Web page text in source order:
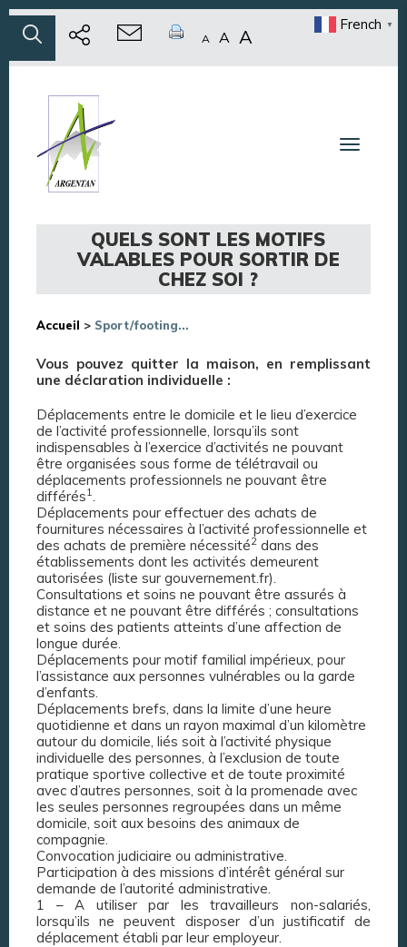
A A A
French ▼
Toggle
QUELS SONT LES MOTIFS
VALABLES POUR SORTIR DE
CHEZ SOI ?
Accueil > Sport/footing...
Vous pouvez quitter la maison, en remplissant
une déclaration individuelle :
Déplacements entre le domicile et le lieu d’exercice
de l’activité professionnelle, lorsqu’ils sont
indispensables à l’exercice d’activités ne pouvant
être organisées sous forme de télétravail ou
déplacements professionnels ne pouvant être
différés1
Déplacements pour effectuer des achats de
fournitures nécessaires à l’activité professionnelle et
des achats de première nécessité2 dans des
établissements dont les activités demeurent
autorisées (liste sur gouvernement.fr).
Consultations et soins ne pouvant être assurés à
distance et ne pouvant être différés ; consultations
et soins des patients atteints d’une affection de
longue durée.
Déplacements pour motif familial impérieux, pour
l’assistance aux personnes vulnérables ou la garde
d’enfants.
Déplacements brefs, dans la limite d’une heure
quotidienne et dans un rayon maximal d’un kilomètre
autour du domicile, liés soit à l’activité physique
individuelle des personnes, à l’exclusion de toute
pratique sportive collective et de toute proximité
avec d’autres personnes, soit à la promenade avec
les seules personnes regroupées dans un même
domicile, soit aux besoins des animaux de
compagnie.
Convocation judiciaire ou administrative.
Participation à des missions d’intérêt général sur
demande de l’autorité administrative.
1 – A utiliser par les travailleurs non-salariés,
lorsqu’ils ne peuvent disposer d’un justificatif de
déplacement établi par leur employeur.